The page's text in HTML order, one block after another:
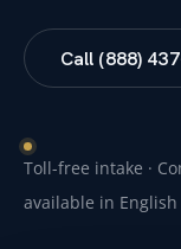
Call (888)
Toll-free intake ·
available in